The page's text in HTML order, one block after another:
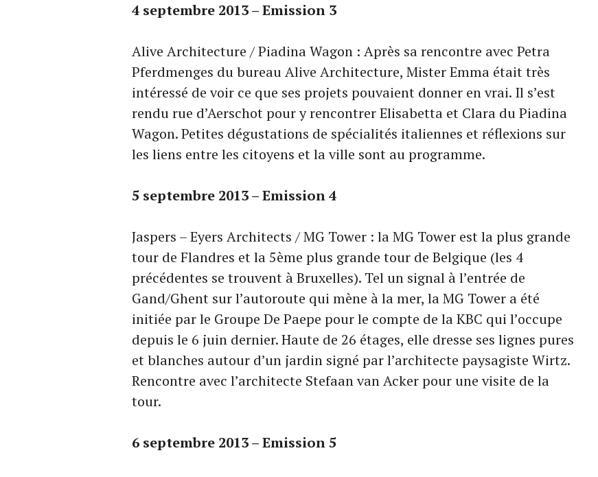
4 septembre 2013 – Emission 3
Alive Architecture / Piadina Wagon : Après sa rencontre avec Petra
Pferdmenges du bureau Alive Architecture, Mister Emma était très
intéressé de voir ce que ses projets pouvaient donner en vrai. Il s’est
rendu rue d’Aerschot pour y rencontrer Elisabetta et Clara du Piadina
Wagon. Petites dégustations de spécialités italiennes et réflexions sur
les liens entre les citoyens et la ville sont au programme.
5 septembre 2013 – Emission 4
Jaspers – Eyers Architects / MG Tower : la MG Tower est la plus grande
tour de Flandres et la 5ème plus grande tour de Belgique (les 4
précédentes se trouvent à Bruxelles). Tel un signal à l’entrée de
Gand/Ghent sur l’autoroute qui mène à la mer, la MG Tower a été
initiée par le Groupe De Paepe pour le compte de la KBC qui l’occupe
depuis le 6 juin dernier. Haute de 26 étages, elle dresse ses lignes pures
et blanches autour d’un jardin signé par l’architecte paysagiste Wirtz.
Rencontre avec l’architecte Stefaan van Acker pour une visite de la
tour.
6 septembre 2013 – Emission 5